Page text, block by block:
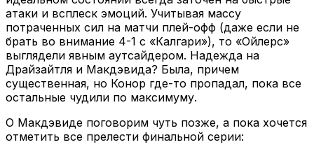
атаки и всплеск эмоций. Учитывая массу
потраченных сил на матчи плей-офф (даже если не
брать во внимание 4-1 с «Калгари»), то «Ойлерс»
выглядели явным аутсайдером. Надежда на
Драйзайтля и Макдэвида? Была, причем
существенная, но Конор где-то пропадал, пока все
остальные чудили по максимуму.
О Макдэвиде поговорим чуть позже, а пока хочется
отметить все прелести финальной серии: